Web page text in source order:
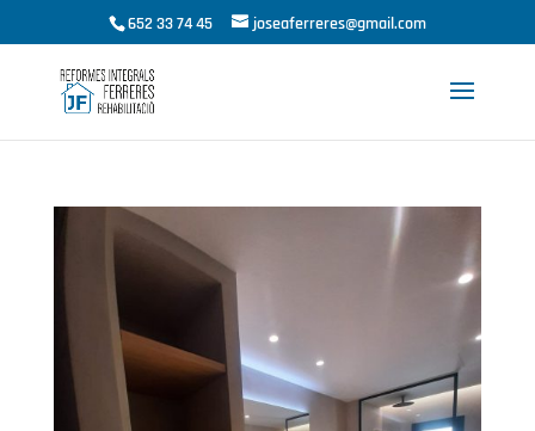
652 33 74 45 joseaferreres@gmail.com